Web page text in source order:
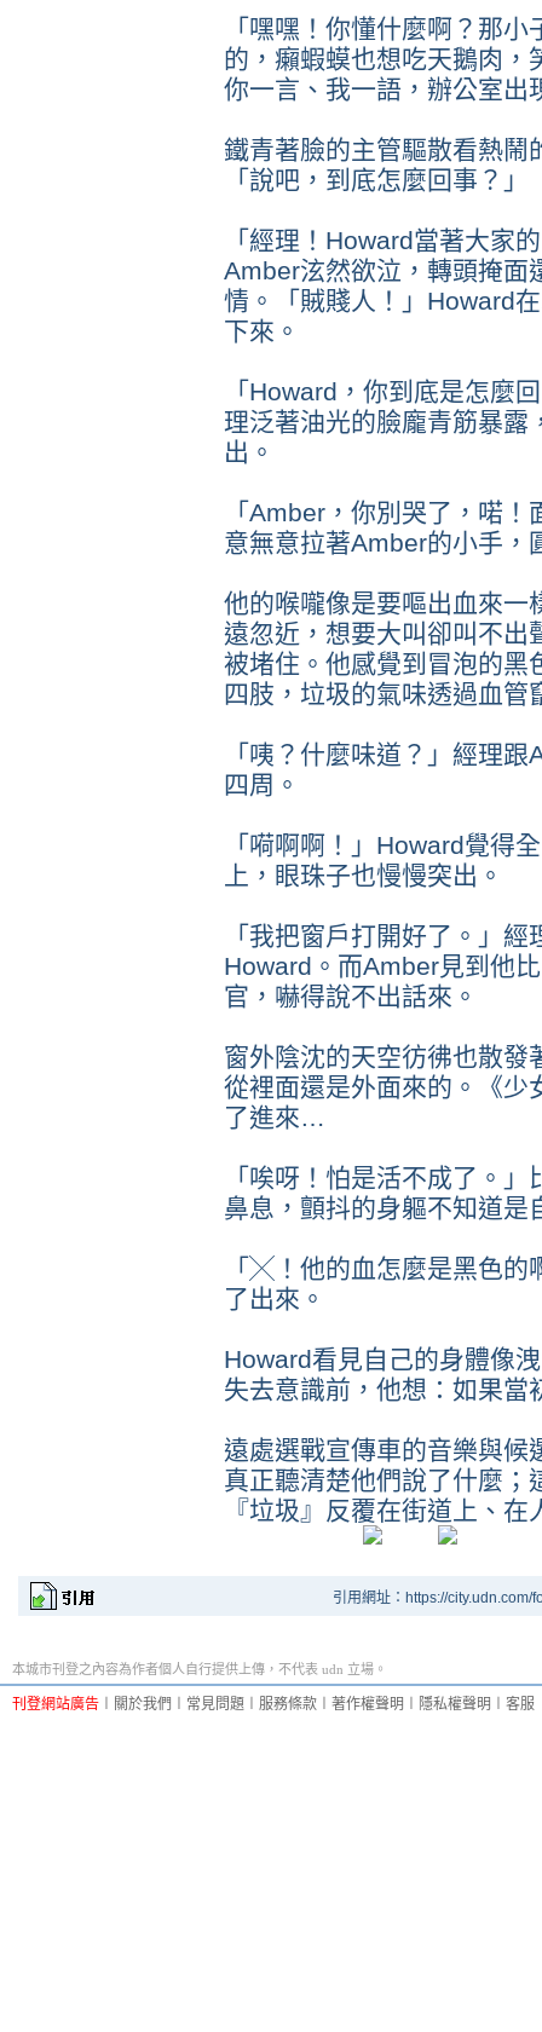
「嘿嘿！你懂什麼啊？那
的，癩蝦蟆也想吃天鵝肉，
你一言、我一語，辦公室出
鐵青著臉的主管驅散看熱鬧
「說吧，到底怎麼回事？」
「經理！Howard當著大
Amber泫然欲泣，轉頭掩面
情。「賊賤人！」Howard
下來。
「Howard，你到底是怎麼
理泛著油光的臉龐青筋暴露
出。
「Amber，你別哭了，喏
意無意拉著Amber的小手，
他的喉嚨像是要嘔出血來一
遠忽近，想要大叫卻叫不出
被堵住。他感覺到冒泡的黑
四肢，垃圾的氣味透過血管
「咦？什麼味道？」經理
四周。
「嗬啊啊！」Howard覺得
上，眼珠子也慢慢突出。
「我把窗戶打開好了。」
Howard。而Amber見到他
官，嚇得說不出話來。
窗外陰沈的天空彷彿也散發
從裡面還是外面來的。《少
了進來…
「唉呀！怕是活不成了。
鼻息，顫抖的身軀不知道是
「╳！他的血怎麼是黑色的
了出來。
Howard看見自己的身體像
失去意識前，他想：如果當
遠處選戰宣傳車的音樂與候
真正聽清楚他們說了什麼；
『垃圾』反覆在街道上、
引用網址：https://
本城市刊登之內容為作者個人自行提供上傳，不代表 udn 立場。
刊登網站廣告 關於我們 常見問題 服務條款 著作權聲明 隱私權聲明 客服